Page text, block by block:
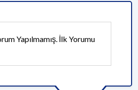
Yapılmamış. İlk Yorumu